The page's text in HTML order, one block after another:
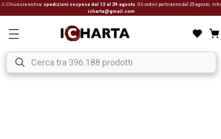
⚠ Chiusura estiva: spedizioni sospese dal 13 al 24 agosto . Gli ordini partiranno dal 25 agosto. Info:
icharta@gmail.com